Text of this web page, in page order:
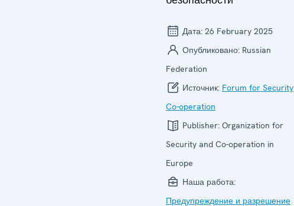
Дата: 26 February 2025
Опубликовано: Russian
Federation
Источник: Forum for Security
Co-operation
Publisher: Organization for
Security and Co-operation in
Europe
Наша работа:
Предупреждение и разрешение